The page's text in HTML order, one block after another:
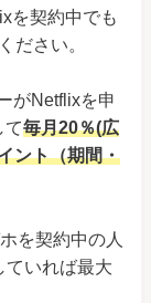
を契約中でも
ださい。
がNetflixを申
て毎月20％(広
ント（期間・
を契約中の人
ていれば最大